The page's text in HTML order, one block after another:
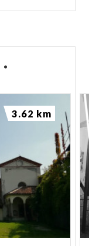
3.62 km